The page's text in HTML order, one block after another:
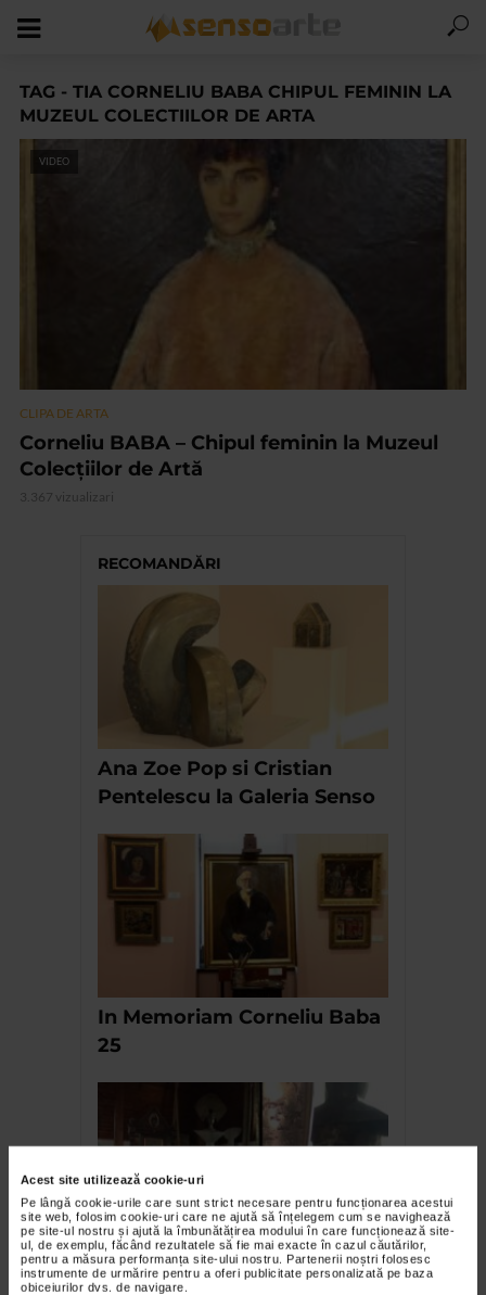
Acest site utilizează cookie-uri
Pe lângă cookie-urile care sunt strict necesare pentru funcționarea acestui
site web, folosim cookie-uri care ne ajută să înțelegem cum se navighează
pe site-ul nostru și ajută la îmbunătățirea modului în care funcționează site-
ul, de exemplu, făcând rezultatele să fie mai exacte în cazul căutărilor,
pentru a măsura performanța site-ului nostru. Partenerii noștri folosesc
instrumente de urmărire pentru a oferi publicitate personalizată pe baza
obiceiurilor dvs. de navigare.
TAG - TIA CORNELIU BABA CHIPUL FEMININ LA
MUZEUL COLECTIILOR DE ARTA
VIDEO
CLIPA DE ARTA
Corneliu BABA – Chipul feminin la Muzeul
Colecțiilor de Artă
3.367 vizualizari
RECOMANDĂRI
Ana Zoe Pop si Cristian
Pentelescu la Galeria Senso
In Memoriam Corneliu Baba
25
Alfred Dumitriu